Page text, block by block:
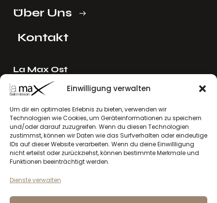
Einwilligung verwalten
Um dir ein optimales Erlebnis zu bieten, verwenden wir
Technologien wie Cookies, um Geräteinformationen zu speichern
und/oder darauf zuzugreifen. Wenn du diesen Technologien
zustimmst, können wir Daten wie das Surfverhalten oder eindeutige
IDs auf dieser Website verarbeiten. Wenn du deine Einwillligung
nicht erteilst oder zurückziehst, können bestimmte Merkmale und
Funktionen beeinträchtigt werden.
Dienste verwalten
Über Uns
Kontakt
La Max Ost
Ing. Reinhard Mayer e.U.
Stadlgasse 4
2122 Riedenthal, Austria
E-Mail:mayer[at]lamax.at
+436643432630
La Max West
Andreas Larcher e.U.
6410 Telfs, Austria